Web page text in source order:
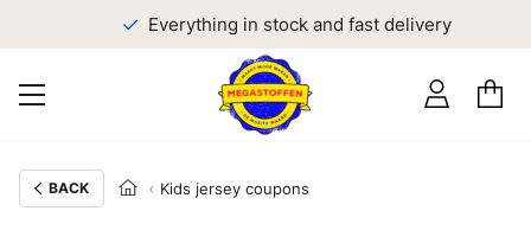
Everything in stock and fast delivery
BACK Kids jersey coupons